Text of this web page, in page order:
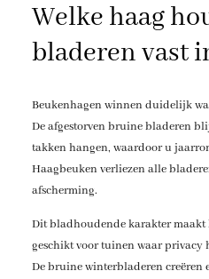
Welke haag
bladeren vast
Beukenhagen winnen duidelijk
De afgestorven bruine bladeren
takken hangen, waardoor u
Haagbeuken verliezen alle
afscherming.
Dit bladhoudende karakter
geschikt voor tuinen waar privacy
De bruine winterbladeren creëren